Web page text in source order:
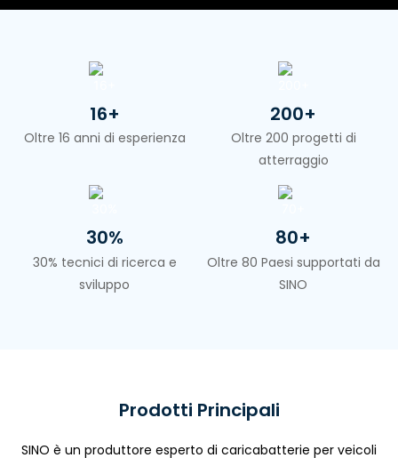
16+
Oltre 16 anni di esperienza
200+
Oltre 200 progetti di
atterraggio
30%
30% tecnici di ricerca e
sviluppo
80+
Oltre 80 Paesi supportati da
SINO
Prodotti Principali
SINO è un produttore esperto di caricabatterie per veicoli